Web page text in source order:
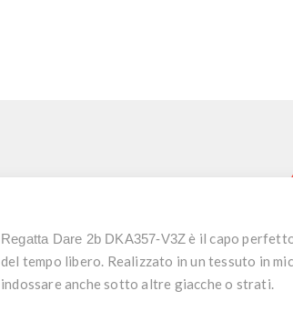
Regatta Dare 2b DKA357-V3Zè il capo
del tempo libero. Realizzato in un tessuto in
indossare anche sotto altre giacche o strati.